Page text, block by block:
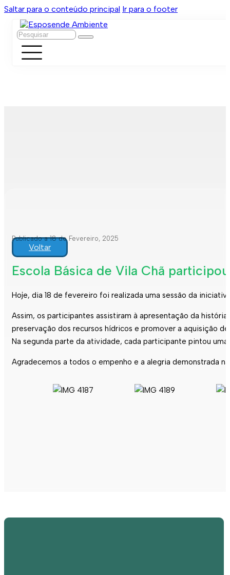
Saltar para o conteúdo principal Ir para o footer
Pesquisar
Publicado a 18 de Fevereiro, 2025
Voltar
Escola Básica de Vila Chã
Hoje, dia 18 de fevereiro foi realizada uma sessão da
Assim, os participantes assistiram à apresentação da
preservação dos recursos hídricos e promover a aquisição
Na segunda parte da atividade, cada participante pintou uma
Agradecemos a todos o empenho e a alegria demonstrada